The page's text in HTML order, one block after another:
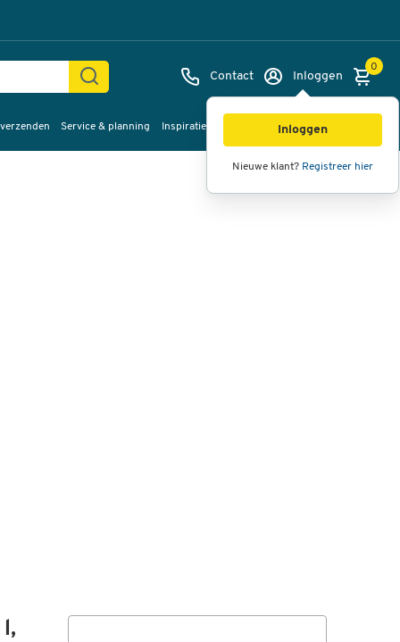
Contact Inloggen
Inloggen
Nieuwe klant? Registreer hier
0
Service & planning Inspiratie
l,
Afbeeldingen Video's
360°
weergave